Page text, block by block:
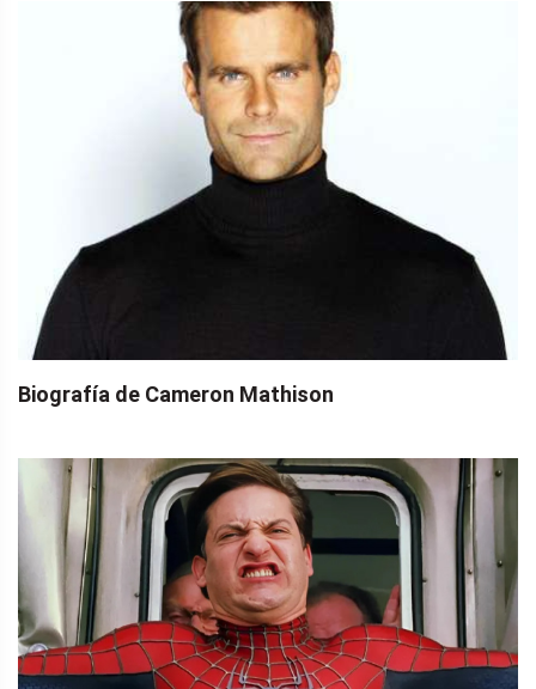
Biografía de Cameron Mathison